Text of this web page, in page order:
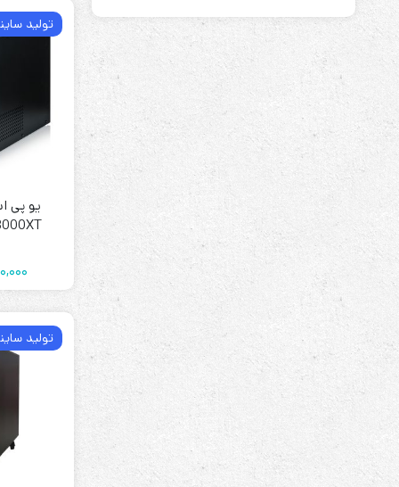
تولید
یو پی
تولید
سیستم نوبت دهی
(9)
شبکه کامپیوتری
شبکه مخابراتی
شبکه های شعب
کامپیوترهای شخصی و کنسول های بازی
(8)
کیوسک اطلاع رسانی
لوازم صوتی و تصویری
ماشین های اداری
مدیریت هوشمند ساختمان
مرکز تلفن
(11)
یونیت دندان پزشکی
(5)
IDC (مرکز داده های اینترنتی)
ISP
ابزار دقیق
اتاق کامپیوتر